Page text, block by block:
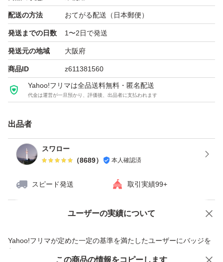
配送の方法 おてがる配送（日本郵便）
発送までの日数 1〜2日で発送
発送元の地域 大阪府
商品ID z611381560
Yahoo!フリマは全品送料無料・匿名配送
代金は運営が一旦預かり、評価後、出品者に支払われます
出品者
スワロー
（8689） 本人確認済
スピード発送 取引実績99+
ユーザーの実績について
Yahoo!フリマが定めた一定の基準を満たしたユーザーにバッジを
付与しています
価格の相談 商品への質問
この商品の情報をコピーします
この商品をみている人にオススメ